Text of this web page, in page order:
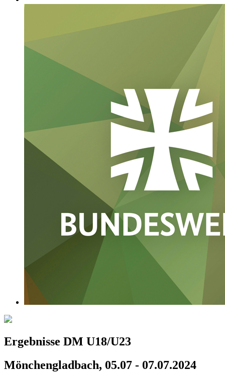
Ergebnisse DM U18/U23
Mönchengladbach, 05.07 - 07.07.2024